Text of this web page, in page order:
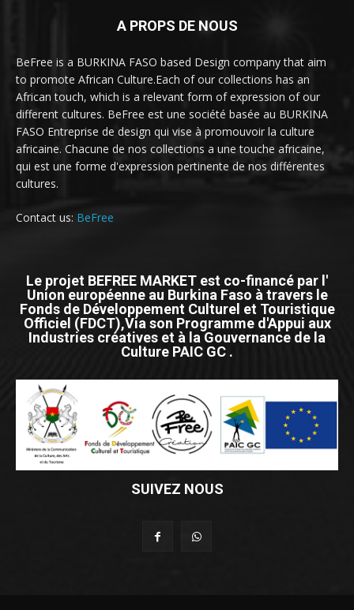
A PROPS DE NOUS
BeFree is a BURKINA FASO based Design company that aim
to promote African Culture.Each of our collections has an
African touch, which is a relevant form of expression of our
different cultures. BeFree est une société basée au BURKINA
FASO Entreprise de design qui vise à promouvoir la culture
africaine. Chacune de nos collections a une touche africaine,
qui est une forme d'expression pertinente de nos différentes
cultures.
Contact us: BeFree
Le projet BEFREE MARKET est co-financé par l'
Union européenne au Burkina Faso à travers le
Fonds de Développement Culturel et Touristique
Officiel (FDCT),Via son Programme d'Appui aux
Industries créatives et à la Gouvernance de la
Culture PAIC GC .
SUIVEZ NOUS